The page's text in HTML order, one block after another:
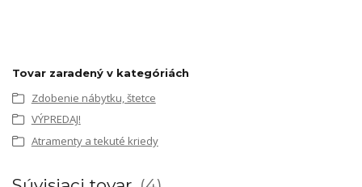
Tovar zaradený v kategóriách
Zdobenie nábytku, štetce
VÝPREDAJ!
Atramenty a tekuté kriedy